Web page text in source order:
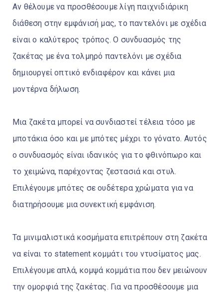
Αν θέλουμε να προσθέσουμε λίγη παιχνιδιάρικη
διάθεση στην εμφάνισή μας, το παντελόνι με σχέδια
είναι ο καλύτερος τρόπος. Ο συνδυασμός της
ζακέτας με ένα τολμηρό παντελόνι με σχέδια
δημιουργεί οπτικό ενδιαφέρον και κάνει μια
μοντέρνα δήλωση.
Μια ζακέτα μπορεί να συνδιαστεί τέλεια τόσο με
μποτάκια όσο και με μπότες μέχρι το γόνατο. Αυτός
ο συνδυασμός είναι ιδανικός για το φθινόπωρο και
το χειμώνα, παρέχοντας ζεστασιά και στυλ.
Επιλέγουμε μπότες σε ουδέτερα χρώματα για να
διατηρήσουμε μια συνεκτική εμφάνιση.
Τα μινιμαλιστικά κοσμήματα επιτρέπουν στη ζακέτα
να είναι το statement κομμάτι του ντυσίματος μας.
Επιλέγουμε απλά, κομψά κομμάτια που δεν μειώνουν
την ομορφιά της ζακέτας. Για να προσθέσουμε μια